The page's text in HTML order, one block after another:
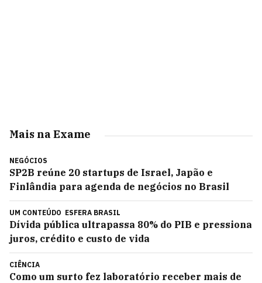
Mais na Exame
NEGÓCIOS
SP2B reúne 20 startups de Israel, Japão e
Finlândia para agenda de negócios no Brasil
UM CONTEÚDO ESFERA BRASIL
Dívida pública ultrapassa 80% do PIB e pressiona
juros, crédito e custo de vida
CIÊNCIA
Como um surto fez laboratório receber mais de